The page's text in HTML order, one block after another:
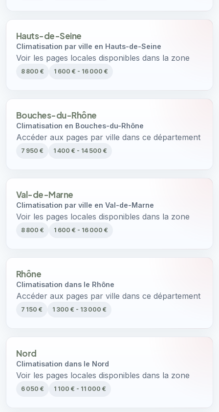
Hauts-de-Seine
Climatisation par ville en Hauts-de-Seine
Voir les pages locales disponibles dans la zone
8 800 € 1 600 € - 16 000 €
Bouches-du-Rhône
Climatisation en Bouches-du-Rhône
Accéder aux pages par ville dans ce département
7 950 € 1 400 € - 14 500 €
Val-de-Marne
Climatisation par ville en Val-de-Marne
Voir les pages locales disponibles dans la zone
8 800 € 1 600 € - 16 000 €
Rhône
Climatisation dans le Rhône
Accéder aux pages par ville dans ce département
7 150 € 1 300 € - 13 000 €
Nord
Climatisation dans le Nord
Voir les pages locales disponibles dans la zone
6 050 € 1 100 € - 11 000 €